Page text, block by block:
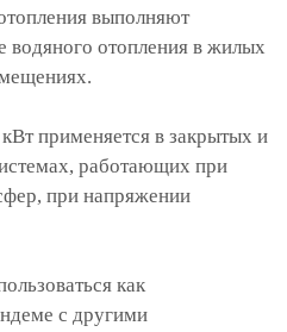
выполняют
водяного отопления в жилых
применяется в закрытых и
работающих при
при напряжении
как
с другими